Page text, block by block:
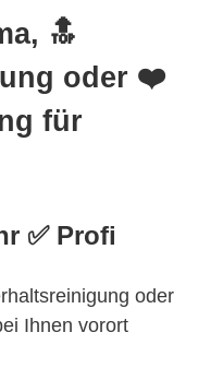
🔝
oder ❤️
für
✅ Profi
oder
Ihnen vorort